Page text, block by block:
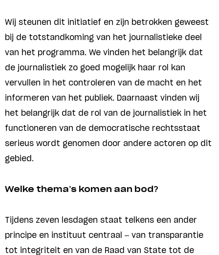
Wij steunen dit initiatief en zijn betrokken geweest
bij de totstandkoming van het journalistieke deel
van het programma. We vinden het belangrijk dat
de journalistiek zo goed mogelijk haar rol kan
vervullen in het controleren van de macht en het
informeren van het publiek. Daarnaast vinden wij
het belangrijk dat de rol van de journalistiek in het
functioneren van de democratische rechtsstaat
serieus wordt genomen door andere actoren op dit
gebied.
Welke thema’s komen aan bod?
Tijdens zeven lesdagen staat telkens een ander
principe en instituut centraal – van transparantie
tot integriteit en van de Raad van State tot de